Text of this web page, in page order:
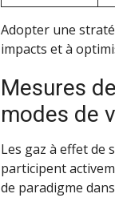
Adopter une
impacts et à
Mesures
modes de
Les gaz à effet de
participent
de paradigme